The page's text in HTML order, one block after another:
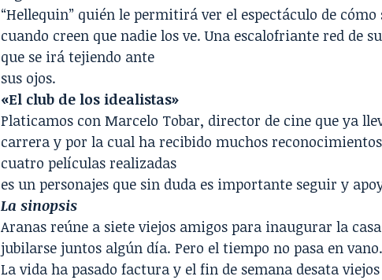
“Hellequin” quién le permitirá ver el espectáculo de
cuando creen que nadie los ve. Una escalofriante red de
que se irá tejiendo ante
sus ojos.
«El club de los idealistas»
Platicamos con Marcelo Tobar, director de cine que ya
carrera y por la cual ha recibido muchos
cuatro películas realizadas
es un personajes que sin duda es importante seguir y
La sinopsis
Aranas reúne a siete viejos amigos para inaugurar la
jubilarse juntos algún día. Pero el tiempo no pasa en vano.
La vida ha pasado factura y el fin de semana desata